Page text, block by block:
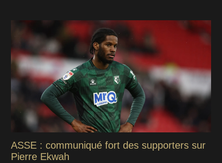
ASSE : communiqué fort des supporters sur
Pierre Ekwah